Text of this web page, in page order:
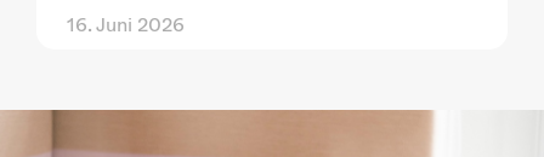
16. Juni 2026